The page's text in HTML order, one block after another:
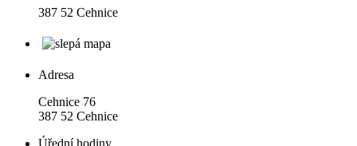
387 52 Cehnice
Adresa
Cehnice 76
387 52 Cehnice